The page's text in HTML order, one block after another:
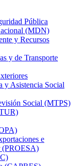
Pública
(MDN)
y Recursos
y de Transporte
y Asistencia Social
Social (MTPS)
e
(PROESA)